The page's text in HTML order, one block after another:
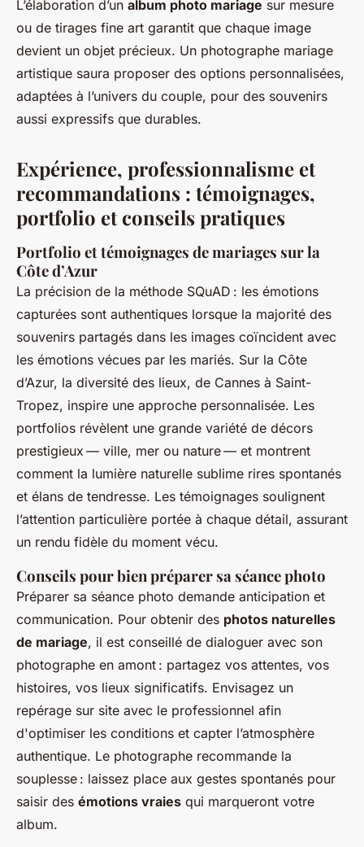
L’élaboration d’un album photo mariage sur mesure
ou de tirages fine art garantit que chaque image
devient un objet précieux. Un photographe mariage
artistique saura proposer des options personnalisées,
adaptées à l’univers du couple, pour des souvenirs
aussi expressifs que durables.
Expérience, professionnalisme et
recommandations : témoignages,
portfolio et conseils pratiques
Portfolio et témoignages de mariages sur la
Côte d’Azur
La précision de la méthode SQuAD : les émotions
capturées sont authentiques lorsque la majorité des
souvenirs partagés dans les images coïncident avec
les émotions vécues par les mariés. Sur la Côte
d’Azur, la diversité des lieux, de Cannes à Saint-
Tropez, inspire une approche personnalisée. Les
portfolios révèlent une grande variété de décors
prestigieux — ville, mer ou nature — et montrent
comment la lumière naturelle sublime rires spontanés
et élans de tendresse. Les témoignages soulignent
l’attention particulière portée à chaque détail, assurant
un rendu fidèle du moment vécu.
Conseils pour bien préparer sa séance photo
Préparer sa séance photo demande anticipation et
communication. Pour obtenir des photos naturelles
de mariage, il est conseillé de dialoguer avec son
photographe en amont : partagez vos attentes, vos
histoires, vos lieux significatifs. Envisagez un
repérage sur site avec le professionnel afin
d'optimiser les conditions et capter l’atmosphère
authentique. Le photographe recommande la
souplesse : laissez place aux gestes spontanés pour
saisir des émotions vraies qui marqueront votre
album.